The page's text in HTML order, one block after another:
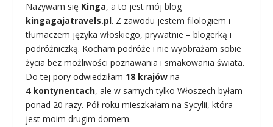
Nazywam się Kinga, a to jest mój blog
kingagajatravels.pl. Z zawodu jestem filologiem i
tłumaczem języka włoskiego, prywatnie – blogerką i
podróżniczką. Kocham podróże i nie wyobrażam sobie
życia bez możliwości poznawania i smakowania świata.
Do tej pory odwiedziłam 18 krajów na
4 kontynentach, ale w samych tylko Włoszech byłam
ponad 20 razy. Pół roku mieszkałam na Sycylii, która
jest moim drugim domem.